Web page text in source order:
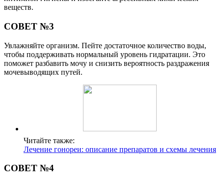
веществ.
СОВЕТ №3
Увлажняйте организм. Пейте достаточное количество воды,
чтобы поддерживать нормальный уровень гидратации. Это
поможет разбавить мочу и снизить вероятность раздражения
мочевыводящих путей.
Читайте также:
Лечение гонореи: описание препаратов и схемы лечения
СОВЕТ №4